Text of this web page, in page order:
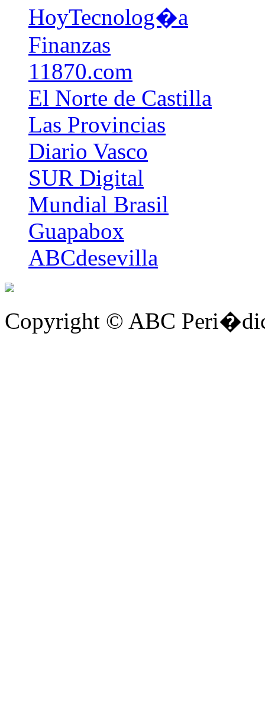
HoyTecnolog�a
Finanzas
11870.com
El Norte de Castilla
Las Provincias
Diario Vasco
SUR Digital
Mundial Brasil
Guapabox
ABCdesevilla
Copyright © ABC